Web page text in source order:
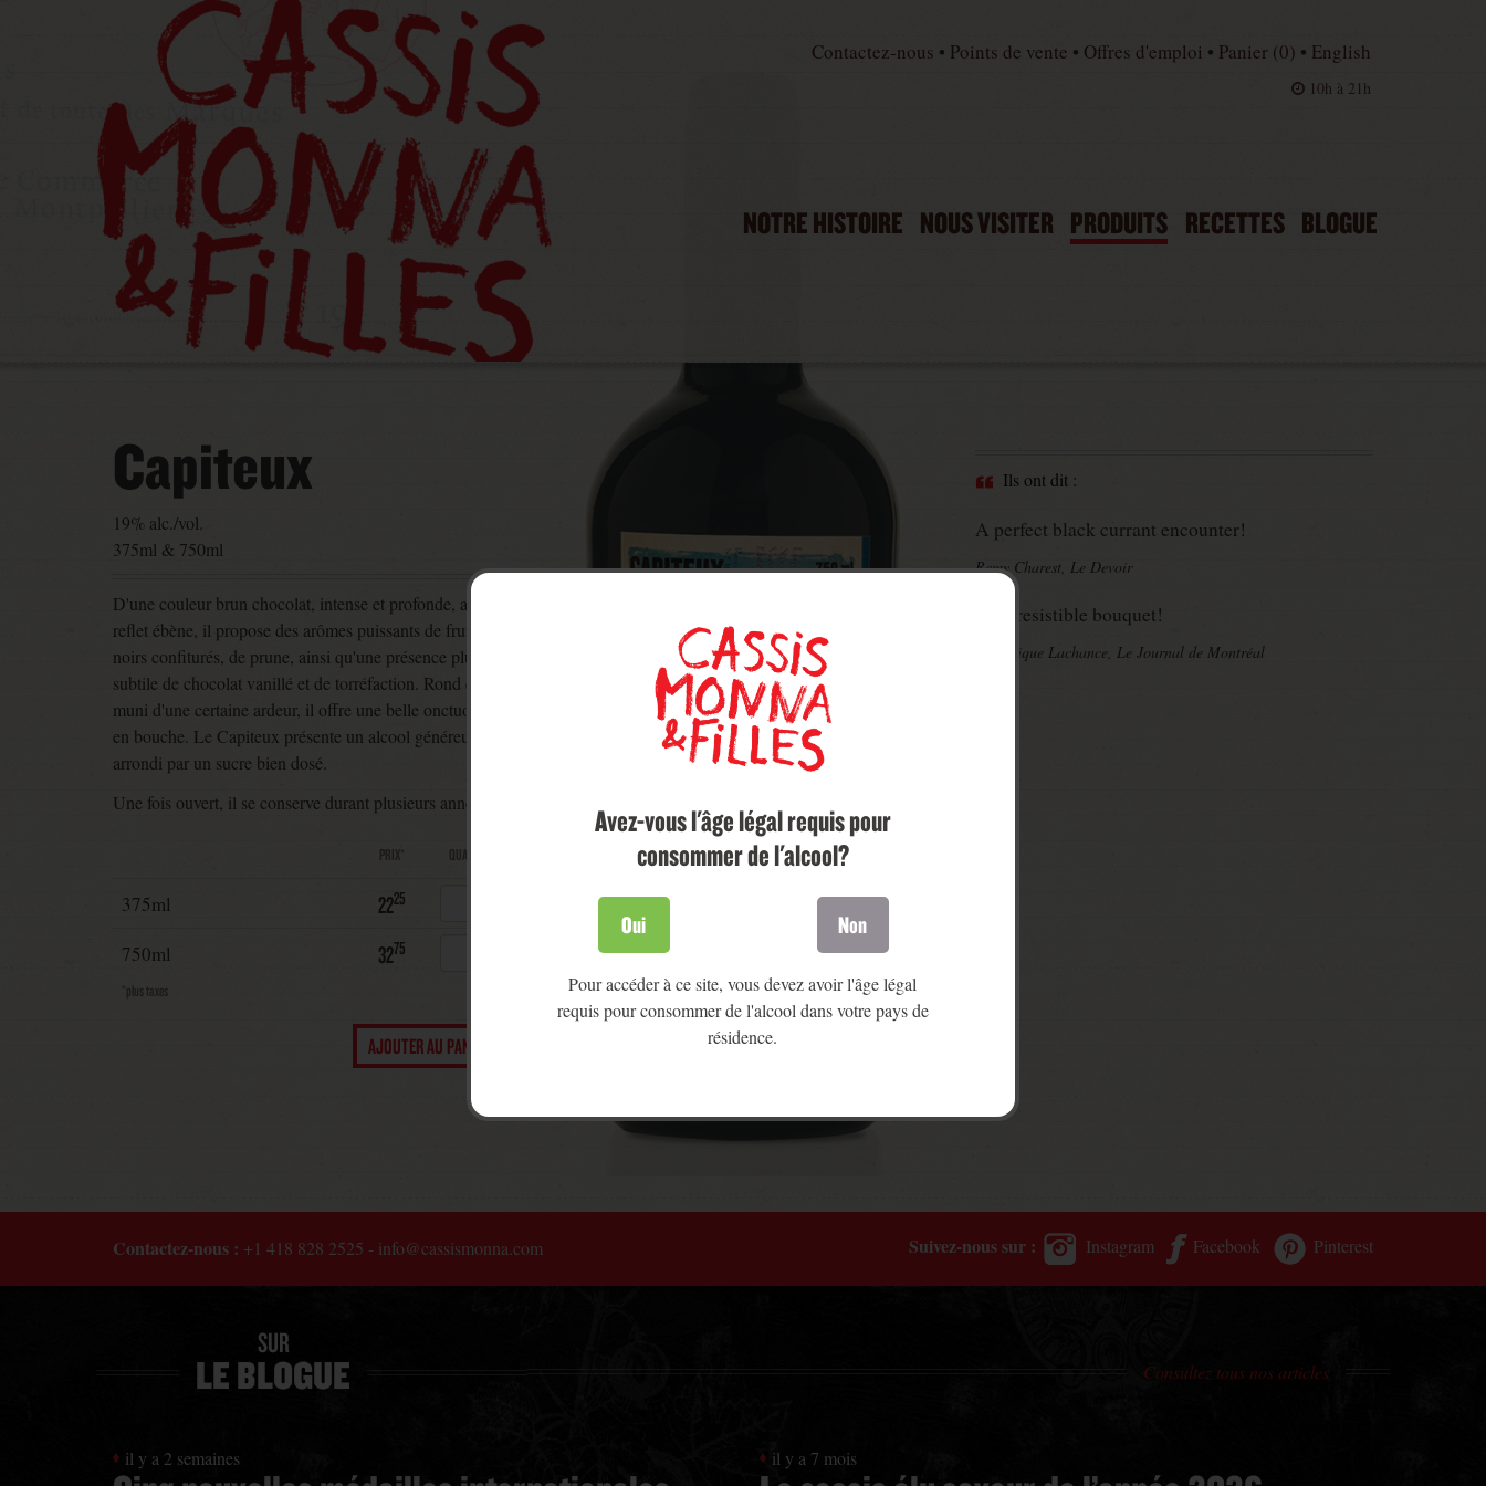
Contactez-nous • Points de vente • Offres d'emploi • Panier (0) • English
10h à 21h
NOTRE HISTOIRE NOUS VISITER PRODUITS RECETTES BLOGUE
Capiteux
19% alc./vol.
375ml & 750ml
D'une couleur brun chocolat, intense et profonde, au
reflet ébène, il propose des arômes puissants de fruits
noirs confiturés, de prune, ainsi qu'une présence plus
subtile de chocolat vanillé et de torréfaction. Rond et
muni d'une certaine ardeur, il offre une belle onctuosité
en bouche. Le Capiteux présente un alcool généreux
arrondi par un sucre bien dosé.
Une fois ouvert, il se conserve durant plusieurs années.
PRIX* QUANTITÉ
375ml 2225
750ml 3275
*plus taxes
Ils ont dit :
A perfect black currant encounter!
Remy Charest, Le Devoir
An irresistible bouquet!
Dominique Lachance, Le Journal de Montréal
Contactez-nous : +1 418 828 2525 - info@cassismonna.com Suivez-nous sur : Instagram Facebook Pinterest
SUR
LE BLOGUE Consultez tous nos articles
il y a 2 semaines il y a 7 mois
Avez-vous l'âge légal requis pour
consommer de l'alcool?
Oui Non
Pour accéder à ce site, vous devez avoir l'âge légal
requis pour consommer de l'alcool dans votre pays de
résidence.